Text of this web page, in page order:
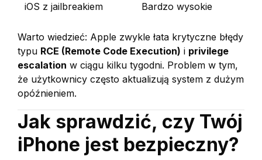
iOS z jailbreakiem Bardzo wysokie
Warto wiedzieć: Apple zwykle łata krytyczne błędy
typu RCE (Remote Code Execution) i privilege
escalation w ciągu kilku tygodni. Problem w tym,
że użytkownicy często aktualizują system z dużym
opóźnieniem.
Jak sprawdzić, czy Twój
iPhone jest bezpieczny?